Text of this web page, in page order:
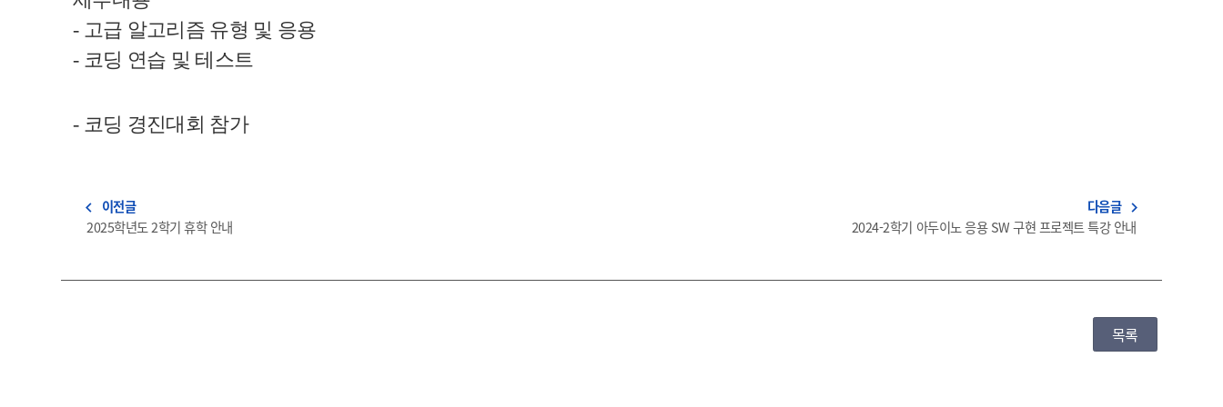
- 고급 알고리즘 유형 및 응용
- 코딩 연습 및 테스트
- 코딩 경진대회 참가
navigate_before 이전글
2025학년도 2학기 휴학 안내
다음글 navigate_next
2024-2학기 아두이노 응용 SW 구현 프로젝트 특강 안내
목록